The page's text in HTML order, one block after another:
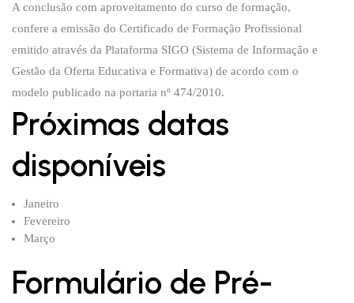
A conclusão com aproveitamento do curso de formação,
confere a emissão do Certificado de Formação Profissional
emitido através da Plataforma SIGO (Sistema de Informação e
Gestão da Oferta Educativa e Formativa) de acordo com o
modelo publicado na portaria nº 474/2010.
Próximas datas
disponíveis
Janeiro
Fevereiro
Março
Formulário de Pré-